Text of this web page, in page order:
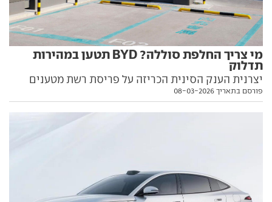
מי צריך החלפת סוללה? BYD תטען במהירות
תדלוק
יצרנית הענק הסינית הכריזה על פריסת רשת מטענים
פורסם בתאריך 08-03-2026